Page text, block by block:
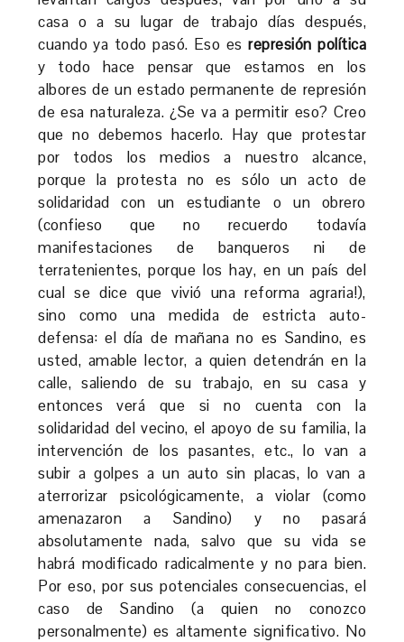
casa o a su lugar de trabajo días después,
cuando ya todo pasó. Eso esrepresión política
y todo hace pensar que estamos en los
albores de un estado permanente de represión
de esa naturaleza. ¿Se va a permitir eso? Creo
que no debemos hacerlo. Hay que protestar
por todos los medios a nuestro alcance,
porque la protesta no es sólo un acto de
solidaridad con un estudiante o un obrero
(confieso que no recuerdo todavía
manifestaciones de banqueros ni de
terratenientes, porque los hay, en un país del
cual se dice que vivió una reforma agraria!),
sino como una medida de estricta auto-
defensa: el día de mañana no es Sandino, es
usted, amable lector, a quien detendrán en la
calle, saliendo de su trabajo, en su casa y
entonces verá que si no cuenta con la
solidaridad del vecino, el apoyo de su familia, la
intervención de los pasantes, etc., lo van a
subir a golpes a un auto sin placas, lo van a
aterrorizar psicológicamente, a violar (como
amenazaron a Sandino) y no pasará
absolutamente nada, salvo que su vida se
habrá modificado radicalmente y no para bien.
Por eso, por sus potenciales consecuencias, el
caso de Sandino (a quien no conozco
personalmente) es altamente significativo. No